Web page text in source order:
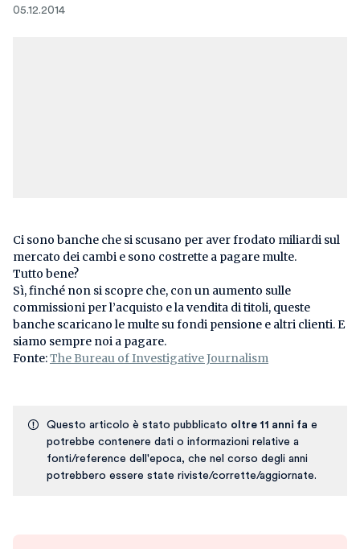
05.12.2014
Ci sono banche che si scusano per aver frodato miliardi sul
mercato dei cambi e sono costrette a pagare multe.
Tutto bene?
Sì, finché non si scopre che, con un aumento sulle
commissioni per l’acquisto e la vendita di titoli, queste
banche scaricano le multe su fondi pensione e altri clienti. E
siamo sempre noi a pagare.
Fonte:The Bureau of Investigative Journalism
Questo articolo è stato pubblicato oltre 11 anni fa e
potrebbe contenere dati o informazioni relative a
fonti/reference dell'epoca, che nel corso degli anni
potrebbero essere state riviste/corrette/aggiornate.